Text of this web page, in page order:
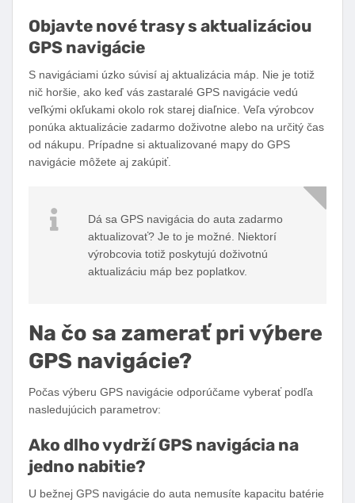
Objavte nové trasy s aktualizáciou
GPS navigácie
S navigáciami úzko súvisí aj aktualizácia máp. Nie je totiž
nič horšie, ako keď vás zastaralé GPS navigácie vedú
veľkými okľukami okolo rok starej diaľnice. Veľa výrobcov
ponúka aktualizácie zadarmo doživotne alebo na určitý čas
od nákupu. Prípadne si aktualizované mapy do GPS
navigácie môžete aj zakúpiť.
Dá sa GPS navigácia do auta zadarmo
aktualizovať? Je to je možné. Niektorí
výrobcovia totiž poskytujú doživotnú
aktualizáciu máp bez poplatkov.
Na čo sa zamerať pri výbere
GPS navigácie?
Počas výberu GPS navigácie odporúčame vyberať podľa
nasledujúcich parametrov:
Ako dlho vydrží GPS navigácia na
jedno nabitie?
U bežnej GPS navigácie do auta nemusíte kapacitu batérie